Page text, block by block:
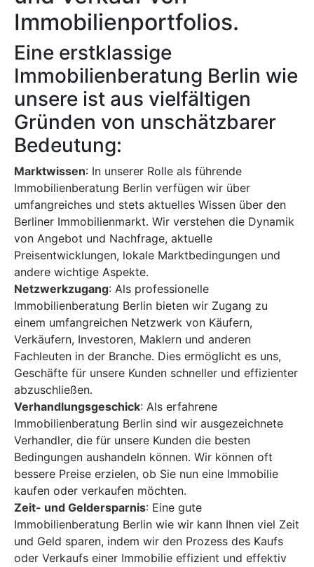
Immobilienportfolios.
Eine erstklassige
Immobilienberatung Berlin wie
unsere ist aus vielfältigen
Gründen von unschätzbarer
Bedeutung:
Marktwissen: In unserer Rolle als führende
Immobilienberatung Berlin verfügen wir über
umfangreiches und stets aktuelles Wissen über den
Berliner Immobilienmarkt. Wir verstehen die Dynamik
von Angebot und Nachfrage, aktuelle
Preisentwicklungen, lokale Marktbedingungen und
andere wichtige Aspekte.
Netzwerkzugang: Als professionelle
Immobilienberatung Berlin bieten wir Zugang zu
einem umfangreichen Netzwerk von Käufern,
Verkäufern, Investoren, Maklern und anderen
Fachleuten in der Branche. Dies ermöglicht es uns,
Geschäfte für unsere Kunden schneller und effizienter
abzuschließen.
Verhandlungsgeschick: Als erfahrene
Immobilienberatung Berlin sind wir ausgezeichnete
Verhandler, die für unsere Kunden die besten
Bedingungen aushandeln können. Wir können oft
bessere Preise erzielen, ob Sie nun eine Immobilie
kaufen oder verkaufen möchten.
Zeit- und Geldersparnis: Eine gute
Immobilienberatung Berlin wie wir kann Ihnen viel Zeit
und Geld sparen, indem wir den Prozess des Kaufs
oder Verkaufs einer Immobilie effizient und effektiv